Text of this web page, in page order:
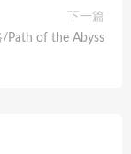
下一篇
/Path of the Abyss